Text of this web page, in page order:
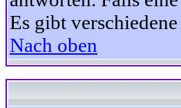
Es gibt
Nach oben